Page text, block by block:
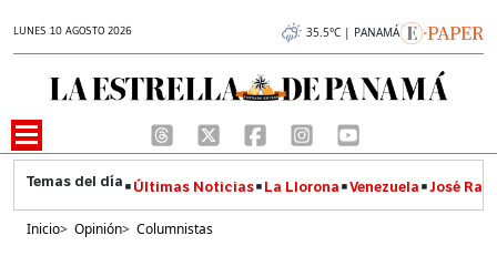
LUNES 10 AGOSTO 2026 35.5°C | PANAMÁ
Últimas Noticias La Llorona Venezuela José
Inicio> Opinión> Columnistas